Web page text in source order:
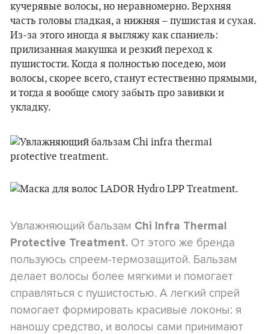
кучерявые волосы, но неравномерно. Верхняя
часть головы гладкая, а нижняя – пушистая и сухая.
Из-за этого иногда я выгляжу как спаниель:
прилизанная макушка и резкий переход к
пушистости. Когда я полностью поседею, мои
волосы, скорее всего, станут естественно прямыми,
и тогда я вообще смогу забыть про завивки и
укладку.
Увлажняющий бальзам Сhi Infra Thermal
Protective Treatment. От этого же бренда
пользуюсь спреем-термозащитой. Бальзам
делает волосы более мягкими и помогает
справляться с пушистостью. А легкий спрей
помогает формировать красивые локоны: я
наношу средство, и волосы сами принимают